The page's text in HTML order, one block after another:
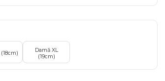
Damă XL
(19cm)